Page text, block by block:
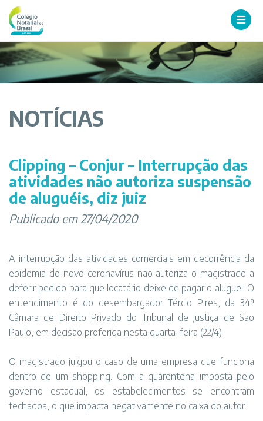
NOTÍCIAS
Clipping – Conjur – Interrupção das
atividades não autoriza suspensão
de aluguéis, diz juiz
Publicado em 27/04/2020
A interrupção das atividades comerciais em decorrência da
epidemia do novo coronavírus não autoriza o magistrado a
deferir pedido para que locatário deixe de pagar o aluguel. O
entendimento é do desembargador Tércio Pires, da 34ª
Câmara de Direito Privado do Tribunal de Justiça de São
Paulo, em decisão proferida nesta quarta-feira (22/4).
O magistrado julgou o caso de uma empresa que funciona
dentro de um shopping. Com a quarentena imposta pelo
governo estadual, os estabelecimentos se encontram
fechados, o que impacta negativamente no caixa do autor.